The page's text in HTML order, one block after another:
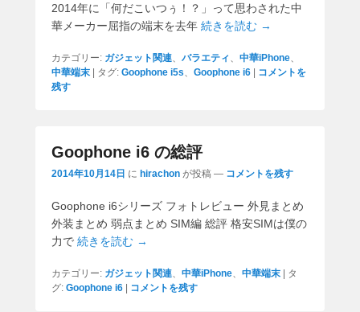
2014年に「何だこいつぅ！？」って思わされた中
華メーカー屈指の端末を去年 続きを読む →
カテゴリー: ガジェット関連、 バラエティ 、 中華iPhone、
中華端末 | タグ: Goophone i5s、 Goophone i6 | コメントを
残す
Goophone i6 の総評
2014年10月14日 に hirachon が投稿 — コメントを残す
Goophone i6シリーズ フォトレビュー 外見まとめ
外装まとめ 弱点まとめ SIM編 総評 格安SIMは僕の
力で 続きを読む →
カテゴリー: ガジェット関連、 中華iPhone、 中華端末 | タ
グ: Goophone i6 | コメントを残す